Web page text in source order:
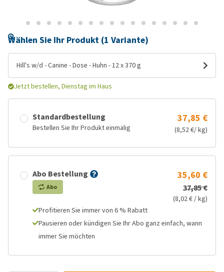
Wählen Sie Ihr Produkt (1 Variante)
Hill's w/d - Canine - Dose - Huhn - 12 x 370 g
Jetzt bestellen, Dienstag im Haus
Standardbestellung
Bestellen Sie Ihr Produkt einmalig
37,85 €
(8,52 €/ kg)
Abo Bestellung
Abo
35,60 €
37,85 €
(8,02 € / kg)
Profitieren Sie immer von 6 % Rabatt
Pausieren oder kündigen Sie Ihr Abo ganz einfach, wann
immer Sie möchten